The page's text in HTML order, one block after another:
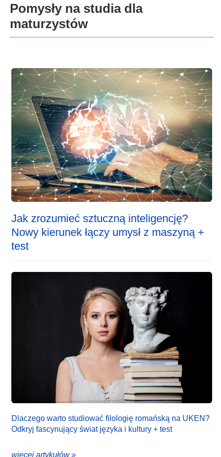
Pomysły na studia dla
maturzystów
Jak zrozumieć sztuczną inteligencję?
Nowy kierunek łączy umysł z maszyną +
test
Dlaczego warto studiować filologię romańską na UKEN?
Odkryj fascynujący świat języka i kultury + test
więcej artykułów »